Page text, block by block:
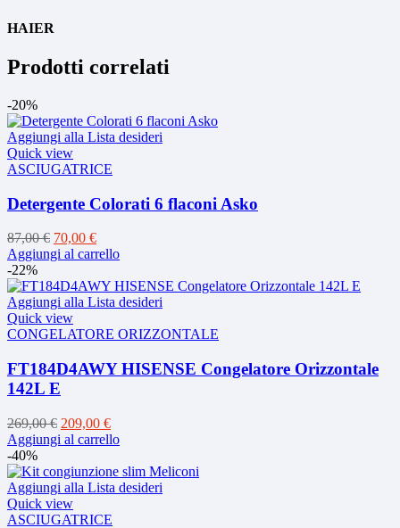
HAIER
Prodotti correlati
-20%
Aggiungi alla Lista desideri
Quick view
ASCIUGATRICE
Detergente Colorati 6 flaconi Asko
87,00€ Il
prezzo
era:
87,00 €.
70,00 €Il
prezzo
è:
70,00 €.
Aggiungi al carrello
-22%
Aggiungi alla Lista desideri
Quick view
CONGELATORE ORIZZONTALE
FT184D4AWY HISENSE Congelatore Orizzontale
142L E
269,00€ Il
prezzo
era:
269,00 €.
209,00 €Il
prezzo
è:
209,00 €.
Aggiungi al carrello
-40%
Aggiungi alla Lista desideri
Quick view
ASCIUGATRICE